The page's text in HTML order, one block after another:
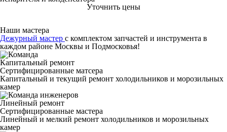
Уточнить цены
Наши мастера
Дежурный мастер с комплектом запчастей и инструмента в
каждом районе Москвы и Подмосковья!
Капитальный ремонт
Сертифицированные матсера
Капитальный и текущий ремонт холодильников и морозильных
камер
Линейный ремонт
Сертифицированные мастера
Линейный и мелкий ремонт холодильников и морозильных
камер